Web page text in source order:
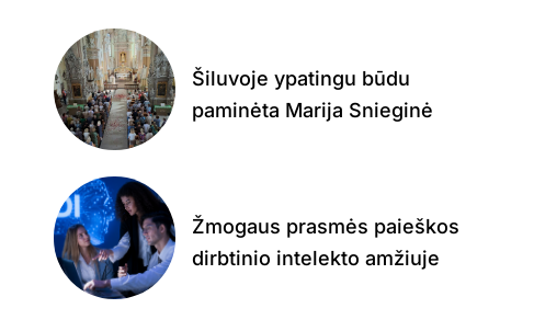
Šiluvoje ypatingu būdu
paminėta Marija Snieginė
Žmogaus prasmės paieškos
dirbtinio intelekto amžiuje